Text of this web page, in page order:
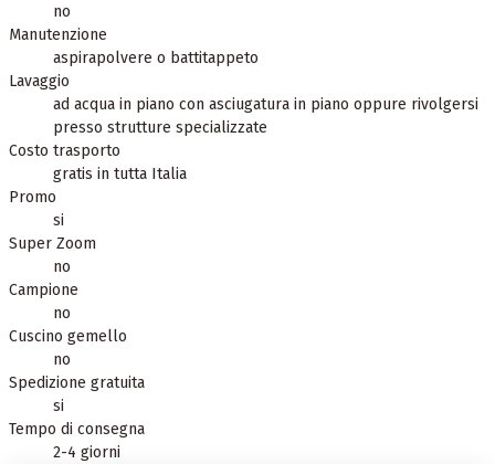
no
Manutenzione
aspirapolvere o battitappeto
Lavaggio
ad acqua in piano con asciugatura in piano oppure rivolgersi
presso strutture specializzate
Costo trasporto
gratis in tutta Italia
Promo
si
Super Zoom
no
Campione
no
Cuscino gemello
no
Spedizione gratuita
si
Tempo di consegna
2-4 giorni